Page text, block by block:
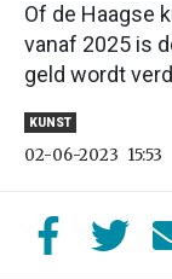
Of de Haagse
vanaf 2025 is
geld wordt
KUNST
02-06-2023 15:53